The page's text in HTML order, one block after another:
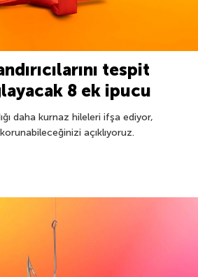
tespit
8 ek ipucu
daha kurnaz hileleri ifşa ediyor,
açıklıyoruz.